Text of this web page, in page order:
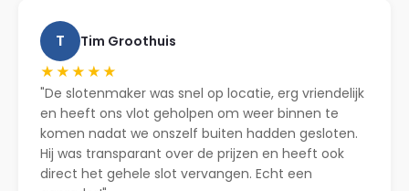
T Tim Groothuis
★★★★★
"De slotenmaker was snel op locatie, erg vriendelijk
en heeft ons vlot geholpen om weer binnen te
komen nadat we onszelf buiten hadden gesloten.
Hij was transparant over de prijzen en heeft ook
direct het gehele slot vervangen. Echt een